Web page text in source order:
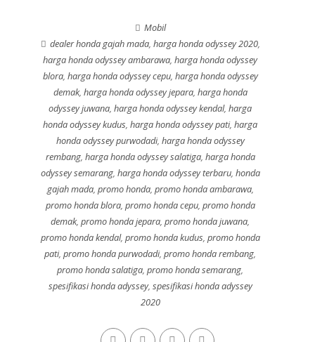
Mobil
dealer honda gajah mada, harga honda odyssey 2020,
harga honda odyssey ambarawa,harga honda odyssey
blora, harga honda odyssey cepu, harga honda odyssey
demak, harga honda odyssey jepara, harga honda
odyssey juwana,harga honda odyssey kendal,harga
honda odyssey kudus,harga honda odyssey pati,harga
honda odyssey purwodadi, harga honda odyssey
rembang, harga honda odyssey salatiga, harga honda
odyssey semarang, harga honda odyssey terbaru, honda
gajah mada, promo honda, promo honda ambarawa,
promo honda blora, promo honda cepu, promo honda
demak,promo honda jepara,promo honda juwana,
promo honda kendal, promo honda kudus, promo honda
pati,promo honda purwodadi,promo honda rembang,
promo honda salatiga,promo honda semarang,
spesifikasi honda adyssey, spesifikasi honda adyssey
2020